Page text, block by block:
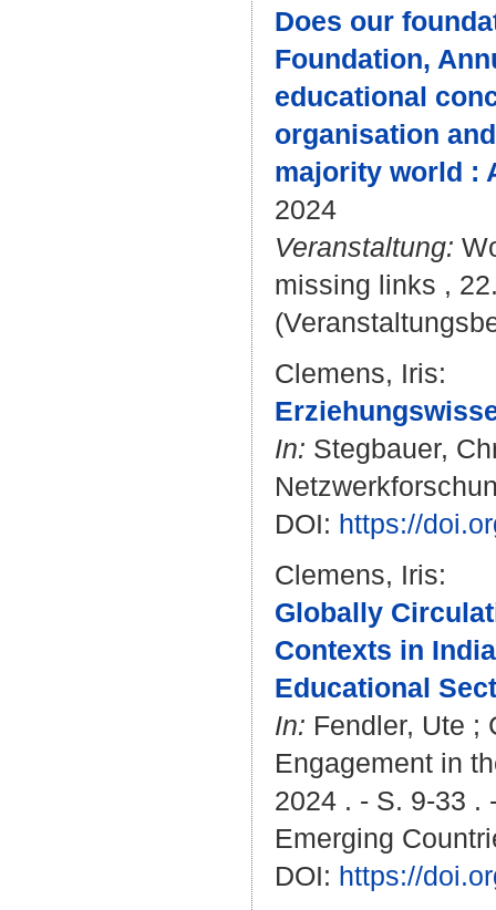
Does our
Foundation,
educational
organisation
majority world :
2024
Veranstaltung:
missing links ,
Clemens, Iris:
In: Stegbauer,
DOI: https://
Clemens, Iris:
Globally
Contexts in
Educational
In: Fendler, Ute ;
Engagement in
2024 . - S. 9-33 .
Emerging
DOI: https://